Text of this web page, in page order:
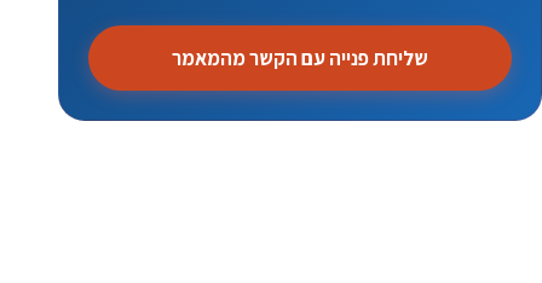
שליחת פנייה עם הקשר מהמאמר